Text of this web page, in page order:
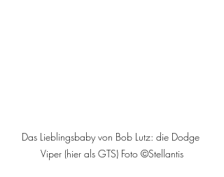
Das Lieblingsbaby von Bob Lutz: die Dodge
Viper (hier als GTS) Foto ©Stellantis